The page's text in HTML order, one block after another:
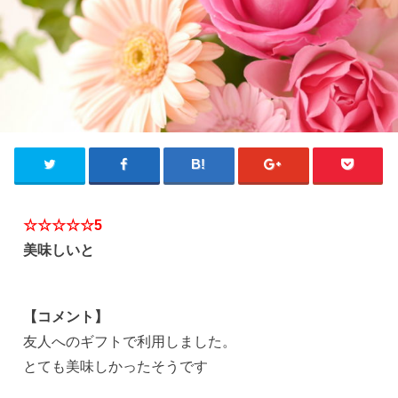
☆☆☆☆☆5
美味しいと
【コメント】
友人へのギフトで利用しました。
とても美味しかったそうです